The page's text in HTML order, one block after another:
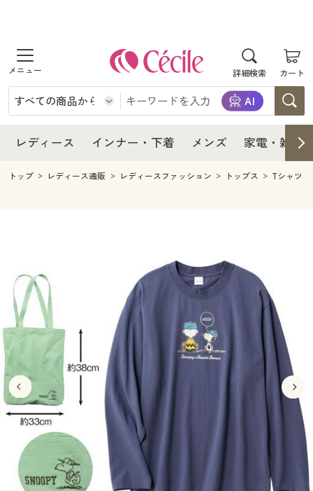
詳細検索 カート
商品を探す
レディース
レディースファッション
インナー・下着
インナー・下着通販すべて
ジュニア・ティーンズ下着
メンズ
メンズ下着
家電
キッチン・雑貨・日用品
寝具・インテリア・家具通販すべて
家具・収納
寝具・ベッド
カーテン・ラグ・ファブリック
美容・健康
美容・健康通販すべて
美容・健康・サプリメント
制服・スクール
制服・スクールすべて
制服・学生服
ジュニア・ティーンズ下着
大きいサイズ
大きいサイズ通販すべて
大きいサイズ レディース服
大きいサイズ レディース下着
バーゲン
バーゲンセール
シークレットセール
詳細検索
商品カテゴリ一覧
レディース インナー・下着 メンズ 家電・雑貨
レディース
レディース通販すべて
レディースファッション
インナー・下着
インナー・下着通販すべて
メンズ
キッチン・雑貨・日用品
家具・収納
寝具・ベッド
カーテン・ラグ・ファブリック
美容・健康通販すべて
美容・健康・サプリメント
制服・スクール
制服・スクールすべて
制服・学生服
ジュニア・ティーンズ下着
大きいサイズ
大きいサイズ通販すべて
大きいサイズ レディース服
大きいサイズ レディース下着
大きいサイズ メンズ
バーゲン
バーゲンセール
シークレットセール
詳細検索
商品カテゴリ一覧
カタログ
トップ レディース通販 レディースファッション トップス Tシャツ